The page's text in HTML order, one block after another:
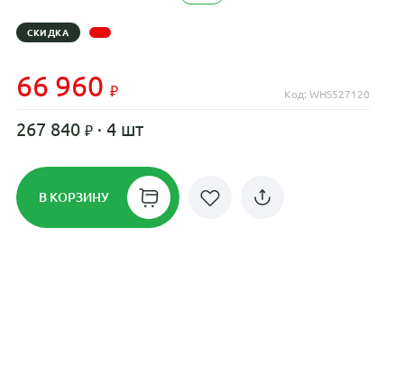
СКИДКА
66 960 Код: WHS527120
267 840 · 4 шт
В КОРЗИНУ